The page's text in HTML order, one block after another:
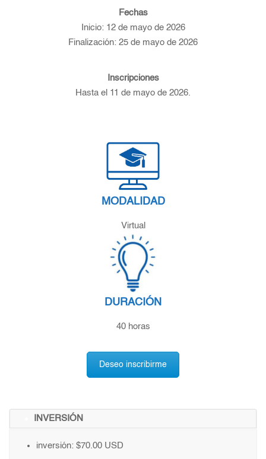
Fechas
Inicio: 12 de mayo de 2026
Finalización: 25 de mayo de 2026
Inscripciones
Hasta el 11 de mayo de 2026.
MODALIDAD
Virtual
DURACIÓN
40 horas
Deseo inscribirme
INVERSIÓN
inversión: $70.00 USD